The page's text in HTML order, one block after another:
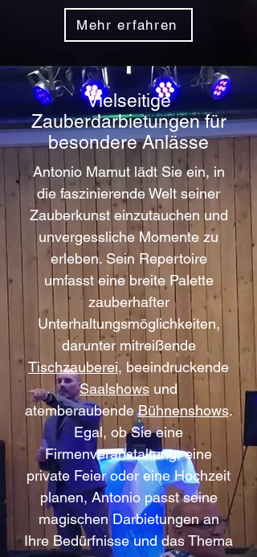
Mehr erfahren
Vielseitige
Zauberdarbietungen für
besondere Anlässe
Antonio Mamut lädt Sie ein, in
die faszinierende Welt seiner
Zauberkunst einzutauchen und
unvergessliche Momente zu
erleben. Sein Repertoire
umfasst eine breite Palette
zauberhafter
Unterhaltungsmöglichkeiten,
darunter mitreißende
Tischzauberei, beeindruckende
Saalshows und
atemberaubendeBühnenshows.
Egal, ob Sie eine
Firmenveranstaltung, eine
private Feier oder eine Hochzeit
planen, Antonio passt seine
magischen Darbietungen an
Ihre Bedürfnisse und das Thema